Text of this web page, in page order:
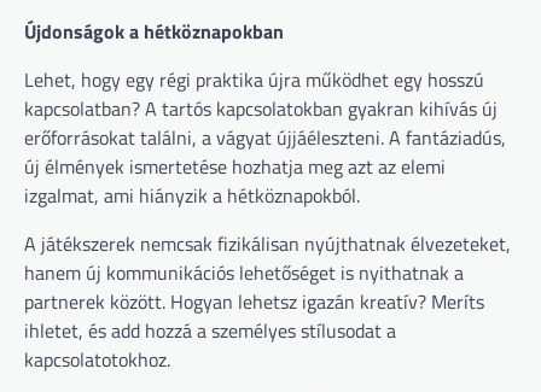
Újdonságok a hétköznapokban
Lehet, hogy egy régi praktika újra működhet egy hosszú
kapcsolatban? A tartós kapcsolatokban gyakran kihívás új
erőforrásokat találni, a vágyat újjáéleszteni. A fantáziadús,
új élmények ismertetése hozhatja meg azt az elemi
izgalmat, ami hiányzik a hétköznapokból.
A játékszerek nemcsak fizikálisan nyújthatnak élvezeteket,
hanem új kommunikációs lehetőséget is nyithatnak a
partnerek között. Hogyan lehetsz igazán kreatív? Meríts
ihletet, és add hozzá a személyes stílusodat a
kapcsolatotokhoz.